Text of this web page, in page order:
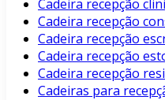
Cadeira recepção
Cadeira recepção
Cadeira recepção
Cadeira recepção
Cadeira recepção
Cadeiras para